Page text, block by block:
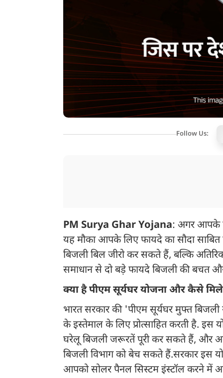
Follow Us:
PM Surya Ghar Yojana: अगर आपके
यह मौका आपके लिए फायदे का सौदा
बिजली बिल जीरो कर सकते हैं, बल्कि
समाधान से दो बड़े फायदे बिजली की बचत
क्या है पीएम सूर्यघर योजना और कैसे
भारत सरकार की 'पीएम सूर्यघर मुफ्त
के इस्तेमाल के लिए प्रोत्साहित करती है.
घरेलू बिजली जरूरतें पूरी कर सकते हैं, और
बिजली विभाग को बेच सकते हैं.सरकार इस
आपको सोलर पैनल सिस्टम इंस्टॉल करने में